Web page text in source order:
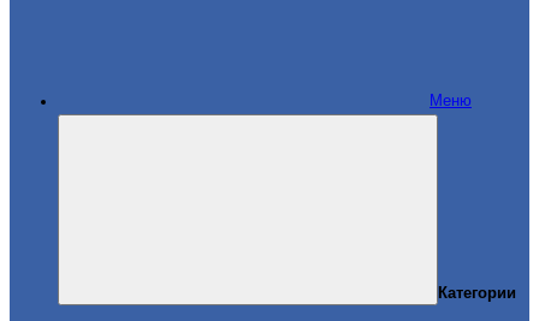
Меню
Категории